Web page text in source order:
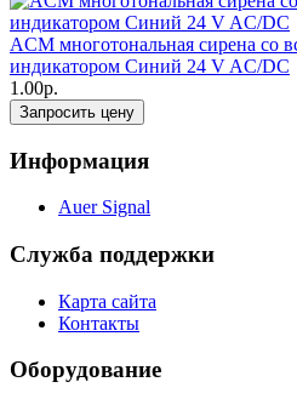
ACM многотональная сирена со
индикатором Синий 24 V AC/DC
1.00р.
Запросить цену
Информация
Auer Signal
Служба поддержки
Карта сайта
Контакты
Оборудование